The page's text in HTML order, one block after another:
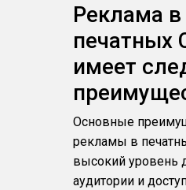
Реклама в
печатных
имеет
Основные
рекламы в
высокий уровень
аудитории и